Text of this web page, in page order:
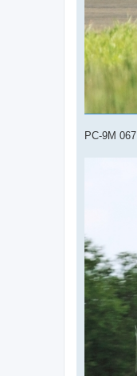
PC-9M 067